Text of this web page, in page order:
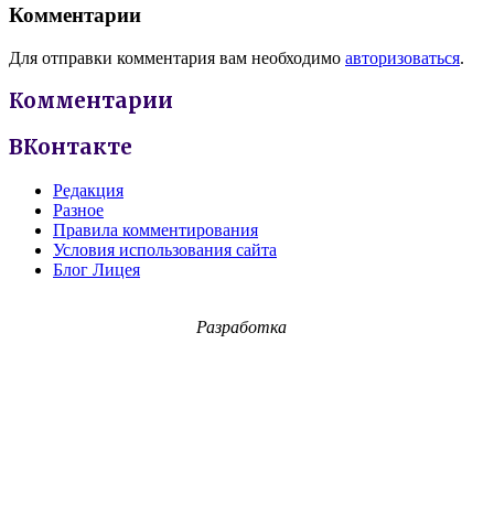
Комментарии
Для отправки комментария вам необходимо авторизоваться.
Комментарии
ВКонтакте
Редакция
Разное
Правила комментирования
Условия использования сайта
Блог Лицея
Разработка